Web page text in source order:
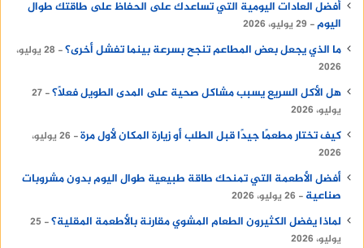
أفضل العادات اليومية التي تساعدك على الحفاظ على طاقتك طوال
اليوم
29 يوليو، 2026
ما الذي يجعل بعض المطاعم تنجح بسرعة بينما تفشل أخرى؟
28 يوليو،
2026
هل الأكل السريع يسبب مشاكل صحية على المدى الطويل فعلًا؟ 27
يوليو، 2026
كيف تختار مطعمًا جيدًا قبل الطلب أو زيارة المكان لأول مرة
26 يوليو،
2026
أفضل الأطعمة التي تمنحك طاقة طبيعية طوال اليوم بدون مشروبات
صناعية
26 يوليو، 2026
لماذا يفضل الكثيرون الطعام المشوي مقارنة بالأطعمة المقلية؟
25
يوليو، 2026